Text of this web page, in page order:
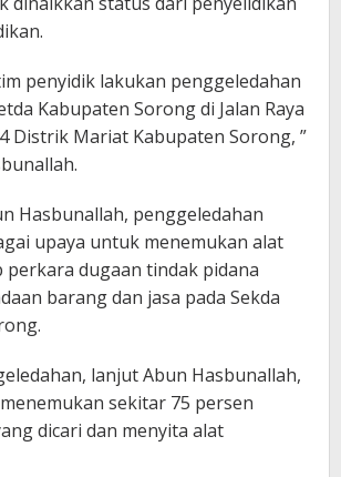
penyidik lakukan penggeledahan
Kabupaten Sorong di Jalan Raya
Distrik Mariat Kabupaten Sorong, ”
Hasbunallah, penggeledahan
upaya untuk menemukan alat
dugaan tindak pidana
barang dan jasa pada Sekda
lanjut Abun Hasbunallah,
sekitar 75 persen
dicari dan menyita alat